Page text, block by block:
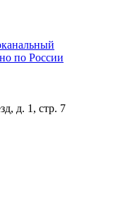
по России
д. 1, стр. 7